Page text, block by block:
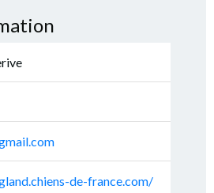
de-france.com/